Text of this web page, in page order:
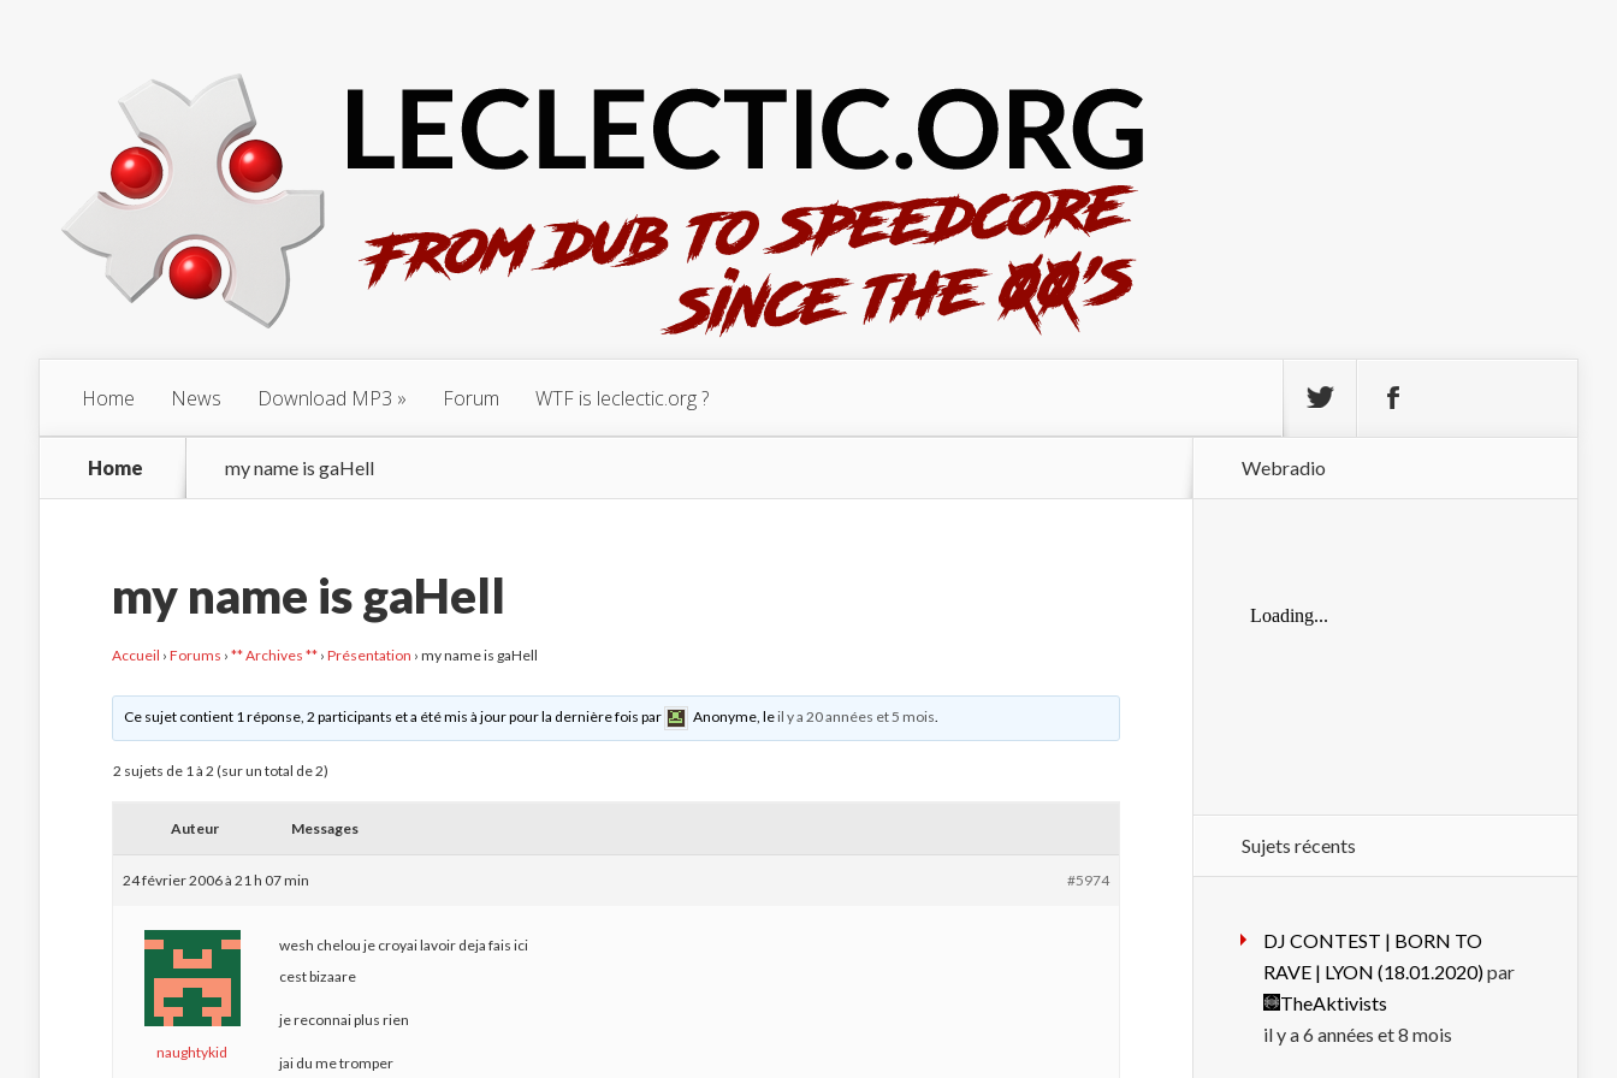
Home News Download MP3 Forum WTF is leclectic.org ?
Home my name is gaHell
my name is gaHell
Accueil › Forums › ** Archives ** › Présentation › my name is gaHell
Ce sujet contient 1 réponse, 2 participants et a été mis à jour pour la dernière fois par Anonyme, leil y a 20 années et 5 mois.
2 sujets de 1 à 2 (sur un total de 2)
Auteur Messages
24 février 2006 à 21 h 07 min #5974
naughtykid
wesh chelou je croyai lavoir deja fais ici
cest bizaare
je reconnai plus rien
jai du me tromper
Webradio
Sujets récents
DJ CONTEST | BORN TO
RAVE | LYON (18.01.2020)par
TheAktivists
il y a 6 années et 8 mois